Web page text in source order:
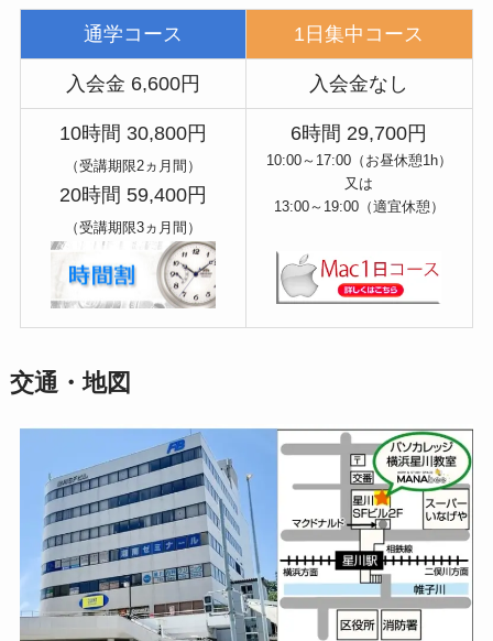
通学コース 1日集中コース
入会金 6,600円 入会金なし
10時間 30,800円
（受講期限2ヵ月間）
20時間 59,400円
（受講期限3ヵ月間）
6時間 29,700円
10:00～17:00（お昼休憩1h）
又は
13:00～19:00（適宜休憩）
交通・地図